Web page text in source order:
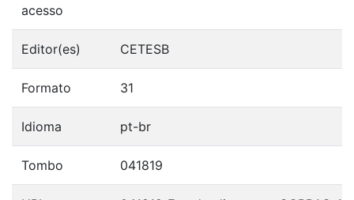
acesso
Editor(es) CETESB
Formato 31
Idioma pt-br
Tombo 041819